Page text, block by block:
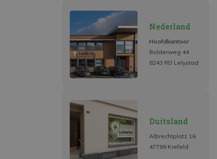
Nederland
Hoofdkantoor
Bolderweg 44
8243 RD Lelystad
Duitsland
Albrechtplatz 16
47799 Krefeld